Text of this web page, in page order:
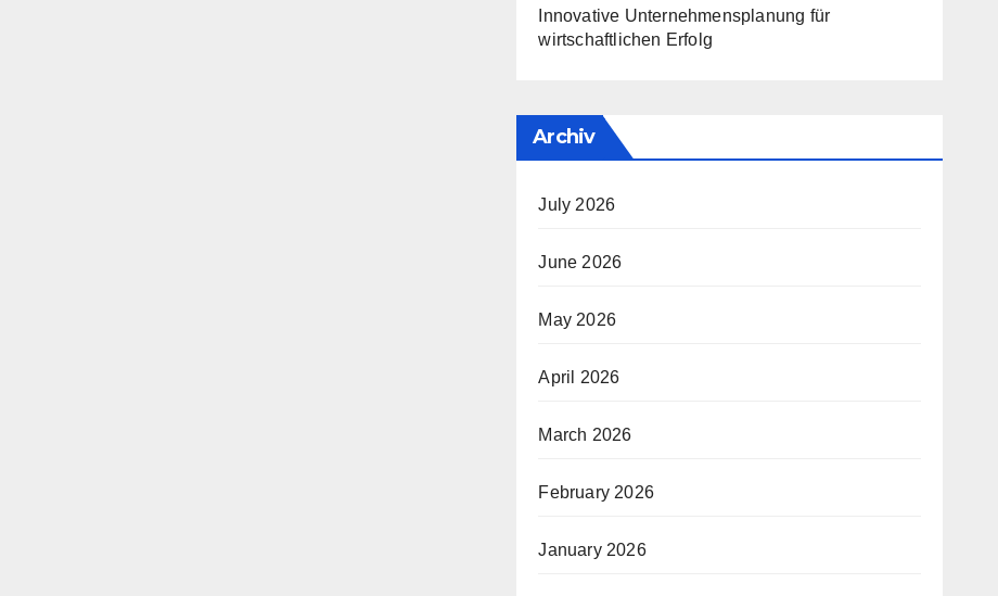
Innovative Unternehmensplanung für
wirtschaftlichen Erfolg
Archiv
July 2026
June 2026
May 2026
April 2026
March 2026
February 2026
January 2026